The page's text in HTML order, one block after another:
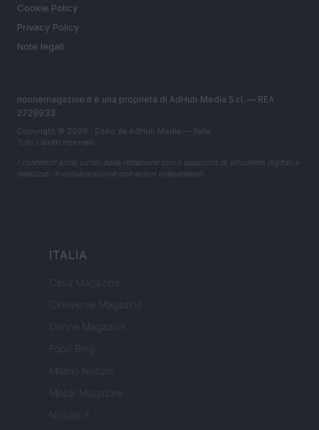
Cookie Policy
Privacy Policy
Note legali
nonnemagazine.it è una proprietà di AdHub Media S.r.l. — REA
2729933
Copyright © 2026 · Edito da AdHub Media — Italia
Tutti i diritti riservati
I contenuti sono curati dalla redazione con il supporto di strumenti digitali e
realizzati in collaborazione con autori indipendenti.
ITALIA
Casa Magazine
Cineverse Magazine
Donne Magazine
Food Blog
Milano Notizie
Motor Magazine
Notizie.it